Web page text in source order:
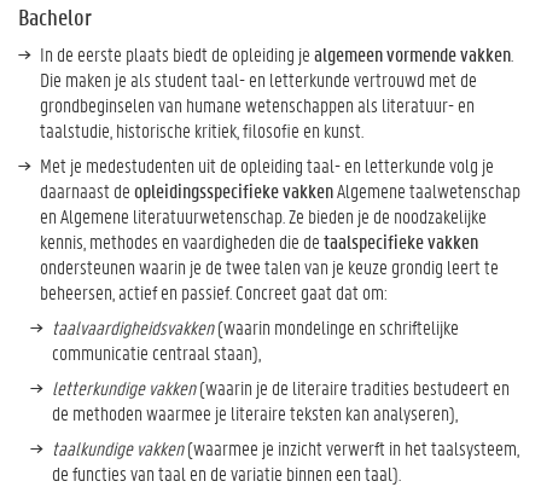
Bachelor
In de eerste plaats biedt de opleiding jealgemeen vormende vakken
Die maken je als student taal- en letterkunde vertrouwd met de
grondbeginselen van humane wetenschappen als literatuur- en
taalstudie, historische kritiek, filosofie en kunst.
Met je medestudenten uit de opleiding taal- en letterkunde volg je
daarnaast deopleidingsspecifieke vakkenAlgemene taalwetenschap
en Algemene literatuurwetenschap. Ze bieden je de noodzakelijke
kennis, methodes en vaardigheden die detaalspecifieke vakken
ondersteunen waarin je de twee talen van je keuze grondig leert te
beheersen, actief en passief. Concreet gaat dat om:
taalvaardigheidsvakken(waarin mondelinge en schriftelijke
communicatie centraal staan),
letterkundige vakken(waarin je de literaire tradities bestudeert en
de methoden waarmee je literaire teksten kan analyseren),
taalkundige vakken(waarmee je inzicht verwerft in het taalsysteem,
de functies van taal en de variatie binnen een taal).